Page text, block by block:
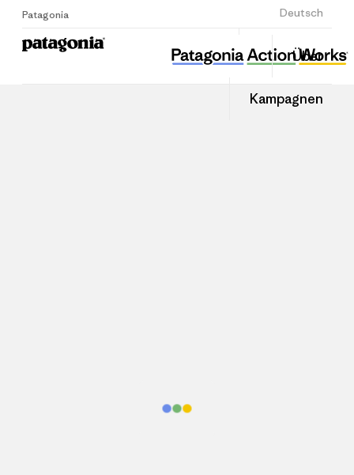
Patagonia Deutsch
Anmelden
Über
Kampagnen